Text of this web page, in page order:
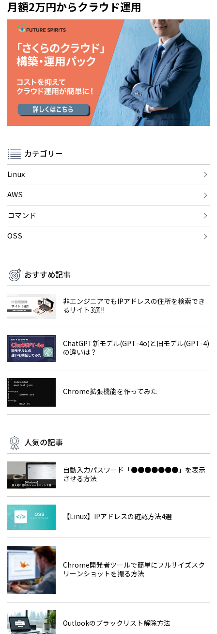
月額2万円からクラウド運用
カテゴリー
Linux
AWS
コマンド
OSS
おすすめ記事
非エンジニアでもIPアドレスの住所を検索でき
るサイト3選!!
ChatGPT新モデル(GPT-4o)と旧モデル(GPT-4)
の違いは？
Chrome拡張機能を作ってみた
人気の記事
自動入力パスワード「●●●●●●●」を表示
させる方法
【Linux】IPアドレスの確認方法4選
Chrome開発者ツールで簡単にフルサイズスク
リーンショットを撮る方法
Outlookのブラックリスト解除方法